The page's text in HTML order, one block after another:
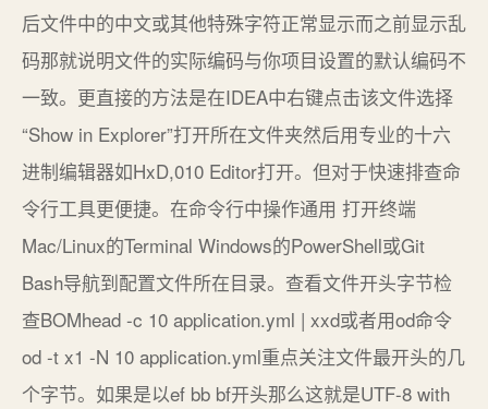
后文件中的中文或其他特殊字符正常显示而之前显示乱
码那就说明文件的实际编码与你项目设置的默认编码不
一致。更直接的方法是在IDEA中右键点击该文件选择
“Show in Explorer”打开所在文件夹然后用专业的十六
进制编辑器如HxD,010 Editor打开。但对于快速排查命
令行工具更便捷。在命令行中操作通用 打开终端
Mac/Linux的Terminal Windows的PowerShell或Git
Bash导航到配置文件所在目录。查看文件开头字节检
查BOMhead -c 10 application.yml | xxd或者用od命令
od -t x1 -N 10 application.yml重点关注文件最开头的几
个字节。如果是以ef bb bf开头那么这就是UTF-8 with